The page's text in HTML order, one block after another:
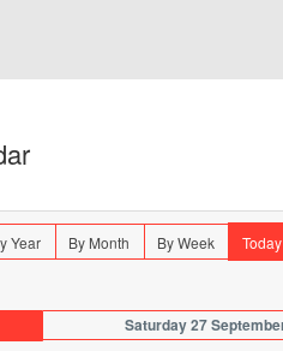
Year By Month By Week Today
Saturday 27